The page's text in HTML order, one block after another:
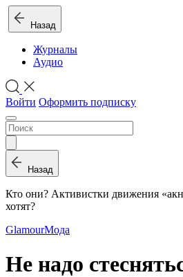
Назад
Журналы
Аудио
Войти Оформить подписку
Назад
Кто они? Активистки движения
хотят?
GlamourМода
Не надо